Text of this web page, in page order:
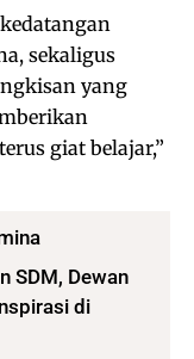
sekaligus
yang
giat belajar,”
SDM, Dewan
di